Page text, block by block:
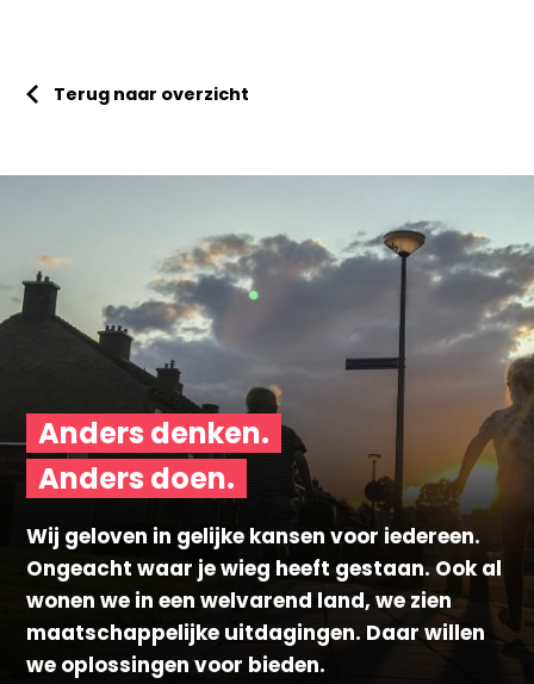
Terug naar overzicht
Wij geloven in gelijke kansen voor iedereen.
Ongeacht waar je wieg heeft gestaan. Ook al
wonen we in een welvarend land, we zien
maatschappelijke uitdagingen. Daar willen
we oplossingen voor bieden.
Anders denken.
Anders doen.